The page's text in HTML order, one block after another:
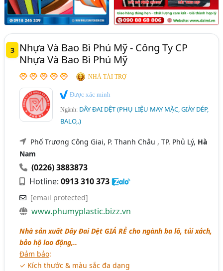
3
Nhựa Và Bao Bì Phú Mỹ - Công Ty CP
Nhựa Và Bao Bì Phú Mỹ
NHÀ TÀI TRỢ
Được xác minh
Ngành: DÂY ĐAI DỆT (PHỤ LIỆU MAY MẶC, GIÀY DÉP,
BALO,.)
Phố Trương Công Giai, P. Thanh Châu , TP. Phủ Lý, Hà
Nam
(0226) 3883873
Hotline:0913 310 373
[email protected]
www.phumyplastic.bizz.vn
Nhà sản xuất Dây Đai Dệt GIÁ RẺ cho ngành ba lô, túi xách,
bảo hộ lao động,..
Đảm bảo:
✓ Kích thước & màu sắc đa dạng